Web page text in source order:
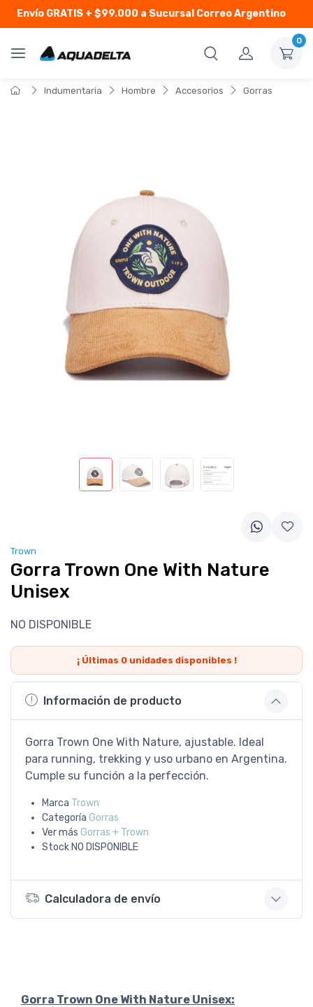
Envío GRATIS+ $99.000 a Sucursal Correo Argentino
0
Indumentaria Hombre Accesorios Gorras
Trown
Gorra Trown One With Nature
Unisex
NO DISPONIBLE
¡ Últimas 0unidades disponibles !
Información de producto
Gorra Trown One With Nature, ajustable. Ideal
para running, trekking y uso urbano en Argentina.
Cumple su función a la perfección.
Marca Trown
Categoría Gorras
Ver más Gorras + Trown
Stock NO DISPONIBLE
Calculadora de envío
Gorra Trown One With Nature Unisex: